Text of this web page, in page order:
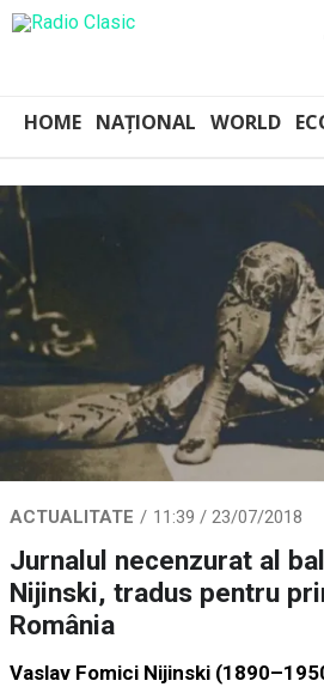
HOME NAȚIONAL WORLD
ACTUALITATE 11:39 / 23/07/2018
Jurnalul necenzurat al
Nijinski, tradus pentru
România
Vaslav Fomici Nijinski